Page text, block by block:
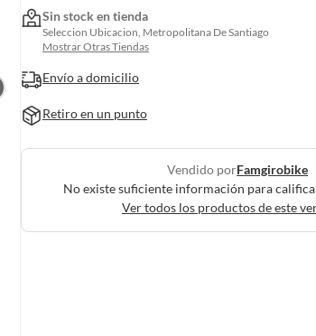
Sin stock en tienda
Seleccion Ubicacion, Metropolitana De Santiago
Mostrar Otras Tiendas
Envío a domicilio
Retiro en un punto
Vendido porFamgirobike
No existe suficiente información para
Ver todos los productos de este